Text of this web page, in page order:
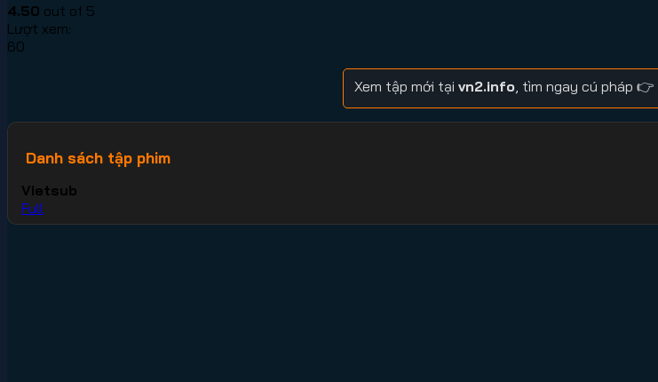
4.50 out of 5
Lượt xem:
60
Xem tập mới tại vn2.info, tìm ngay cú pháp 👉
Danh sách tập phim
Vietsub
Full